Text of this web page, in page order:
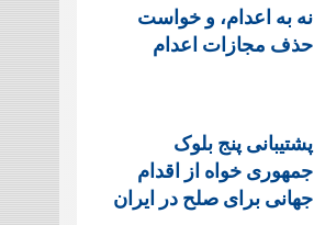
نه به اعدام، و خواست
حذف مجازات اعدام
پشتيبانی پنج بلوک
جمهوری خواه از اقدام
جهانی برای صلح در ایران